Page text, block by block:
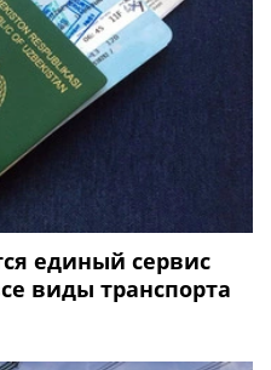
единый сервис
виды транспорта